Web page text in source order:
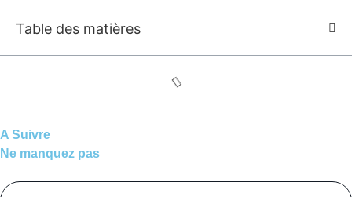
Table des matières
A Suivre
Ne manquez pas